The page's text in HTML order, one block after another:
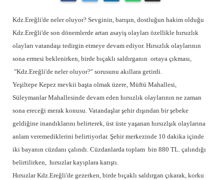
Kdz.Ereğli'de neler oluyor? Sevginin, barışın, dostluğun hakim olduğu
Kdz.Ereğli'de son dönemlerde artan asayiş olayları özellikle hırsızlık
olayları vatandaşı tedirgin etmeye devam ediyor. Hırsızlık olaylarının
sona ermesi beklenirken, birde bıçaklı saldırganın ortaya çıkması,
"Kdz.Ereğli'de neler oluyor?" sorusunu akıllara getirdi.
Yeşiltepe Kepez mevkii başta olmak üzere, Müftü Mahallesi,
Süleymanlar Mahallesinde devam eden hırsızlık olaylarının ne zaman
sona ereceği merak konusu. Vatandaşlar şehir dışından bir şebeke
geldiğine inandıklarını belirterek, üst üste yaşanan hırsızlşık olaylarına
anlam veremediklerini belirtiyorlar. Şehir merkezinde 10 dakika içinde
iki bayanın cüzdanı çalındı. Cüzdanlarda toplam bin 880 TL. çalındığı
belirtilirken, hırsızlar kayıplara karıştı.
Hırsızlar Kdz.Ereğli'de gezerken, birde bıçaklı saldırgan çıkarak, korku